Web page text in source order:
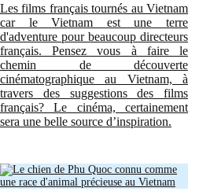
Les films français tournés au Vietnam
car le Vietnam est une terre
d'adventure pour beaucoup directeurs
français. Pensez vous à faire le
chemin de découverte
cinématographique au Vietnam, à
travers des suggestions des films
français? Le cinéma, certainement
sera une belle source d’inspiration.